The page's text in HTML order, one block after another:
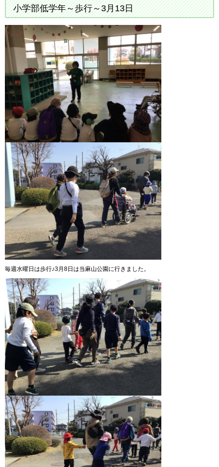
小学部低学年～歩行～3月13日
毎週水曜日は歩行♪3月8日は当麻山公園に行きました。